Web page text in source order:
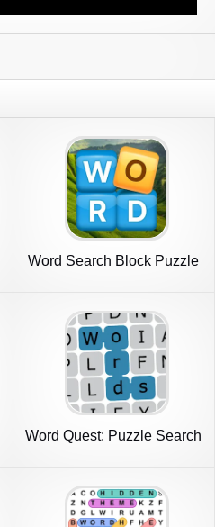
Word Search Block Puzzle
Word Quest: Puzzle Search